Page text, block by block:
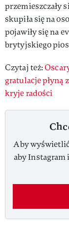
przemieszczały
skupiła się na
pojawiły się na
brytyjskiego
Czytaj też:
gratulacje płyną
kryje radości
Aby
aby Instagram